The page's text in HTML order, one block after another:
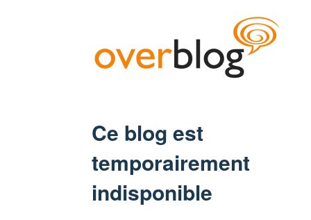
Ce blog est
temporairement
indisponible